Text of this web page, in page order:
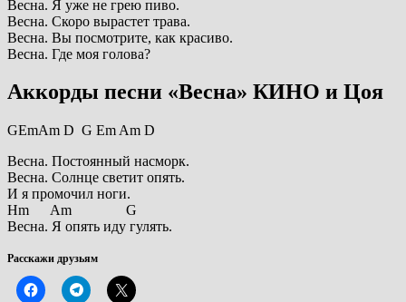
Весна. Я уже не грею пиво.
Весна. Скоро вырастет трава.
Весна. Вы посмотрите, как красиво.
Весна. Где моя голова?
Аккорды песни «Весна» КИНО и Цоя
GEmAm D G Em Am D
Весна. Постоянный насморк.
Весна. Солнце светит опять.
И я промочил ноги.
Hm Am G
Весна. Я опять иду гулять.
Расскажи друзьям